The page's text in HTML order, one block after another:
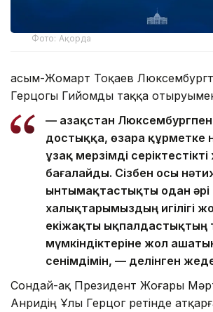
Фото: Ақорда
Қасым-Жомарт Тоқаев
Герцогы Гийомды таққа
— Қазақстан
достыққа, өзара құрметке
ұзақ мерзімді
бағалайды. Сізбен осы
ынтымақтастықты одан әрі
халықтарымыздың игілігі
екіжақты ықпалдастықтың
мүмкіндіктеріне жол
сенімдімін, — делінген
Сондай-ақ Президент Жоғары
Анридің Ұлы Герцог ретінде